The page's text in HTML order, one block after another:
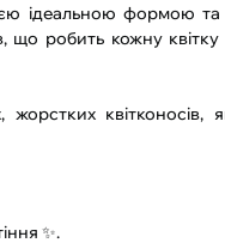
ідеальною формою
що робить кожну
квітконосів,
✨.